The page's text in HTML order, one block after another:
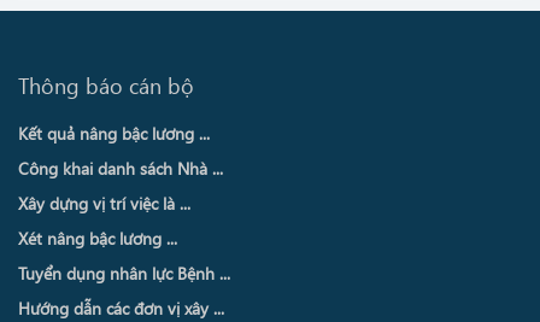
Thông báo cán bộ
Kết quả nâng bậc lương ...
Công khai danh sách Nhà ...
Xây dựng vị trí việc là ...
Xét nâng bậc lương ...
Tuyển dụng nhân lực Bệnh ...
Hướng dẫn các đơn vị xây ...